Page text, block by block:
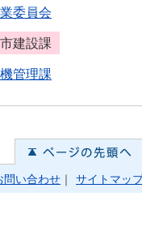
委員会
建設課
管理課
問い合わせ ｜ サイトマッ